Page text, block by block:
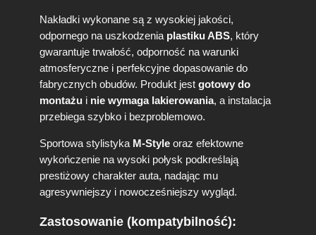
i
a
E
6
0
/
E
1
/
E
E
Nakładki wykonane są z wysokiej jakości,
odpornego na uszkodzenia plastiku ABS, który
gwarantuje trwałość, odporność na warunki
atmosferyczne i perfekcyjne dopasowanie do
fabrycznych obudów. Produkt jest gotowy do
montażu i nie wymaga lakierowania, a instalacja
przebiega szybko i bezproblemowo.
Sportowa stylistyka M-Style oraz efektowne
wykończenie na wysoki połysk podkreślają
prestiżowy charakter auta, nadając mu
agresywniejszy i nowocześniejszy wygląd.
Zastosowanie (kompatybilność):